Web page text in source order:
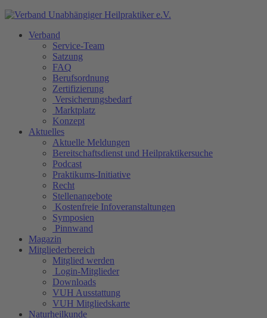
Verband
Service-Team
Satzung
FAQ
Berufsordnung
Zertifizierung
Versicherungsbedarf
Marktplatz
Konzept
Aktuelles
Aktuelle Meldungen
Bereitschaftsdienst und Heilpraktikersuche
Podcast
Praktikums-Initiative
Recht
Stellenangebote
Kostenfreie Infoveranstaltungen
Symposien
Pinnwand
Magazin
Mitgliederbereich
Mitglied werden
Login-Mitglieder
Downloads
VUH Ausstattung
VUH Mitgliedskarte
Naturheilkunde